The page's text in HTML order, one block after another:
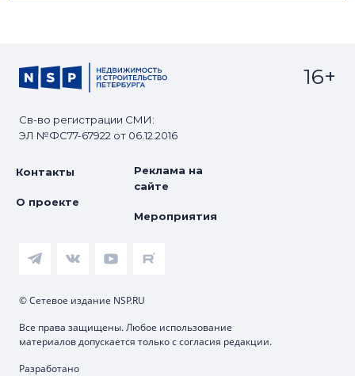
Св-во регистрации СМИ:
ЭЛ №ФС77-67922 от 06.12.2016
16+
Контакты
О проекте
Реклама на
сайте
Мероприятия
© Сетевое издание NSP.RU
Все права защищены. Любое использование
материалов допускается только с согласия редакции.
Разработано